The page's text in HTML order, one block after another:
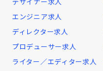
エンジニア求人
ディレクター求人
プロデューサー求人
ライター／エディター求人